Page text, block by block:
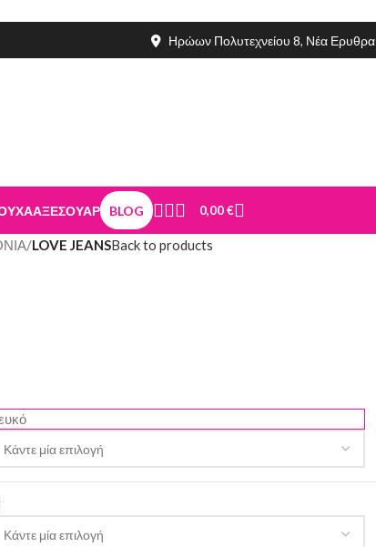
Ηρώων Πολυτεχνείου 8, Νέα
ΑΞΕΣΟΥΑΡ BLOG 0,00€
/LOVE JEANSBack to products